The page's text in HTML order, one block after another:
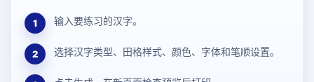
1 输入要练习的汉字。
2 选择汉字类型、田格样式、颜色、字体和笔顺设置。